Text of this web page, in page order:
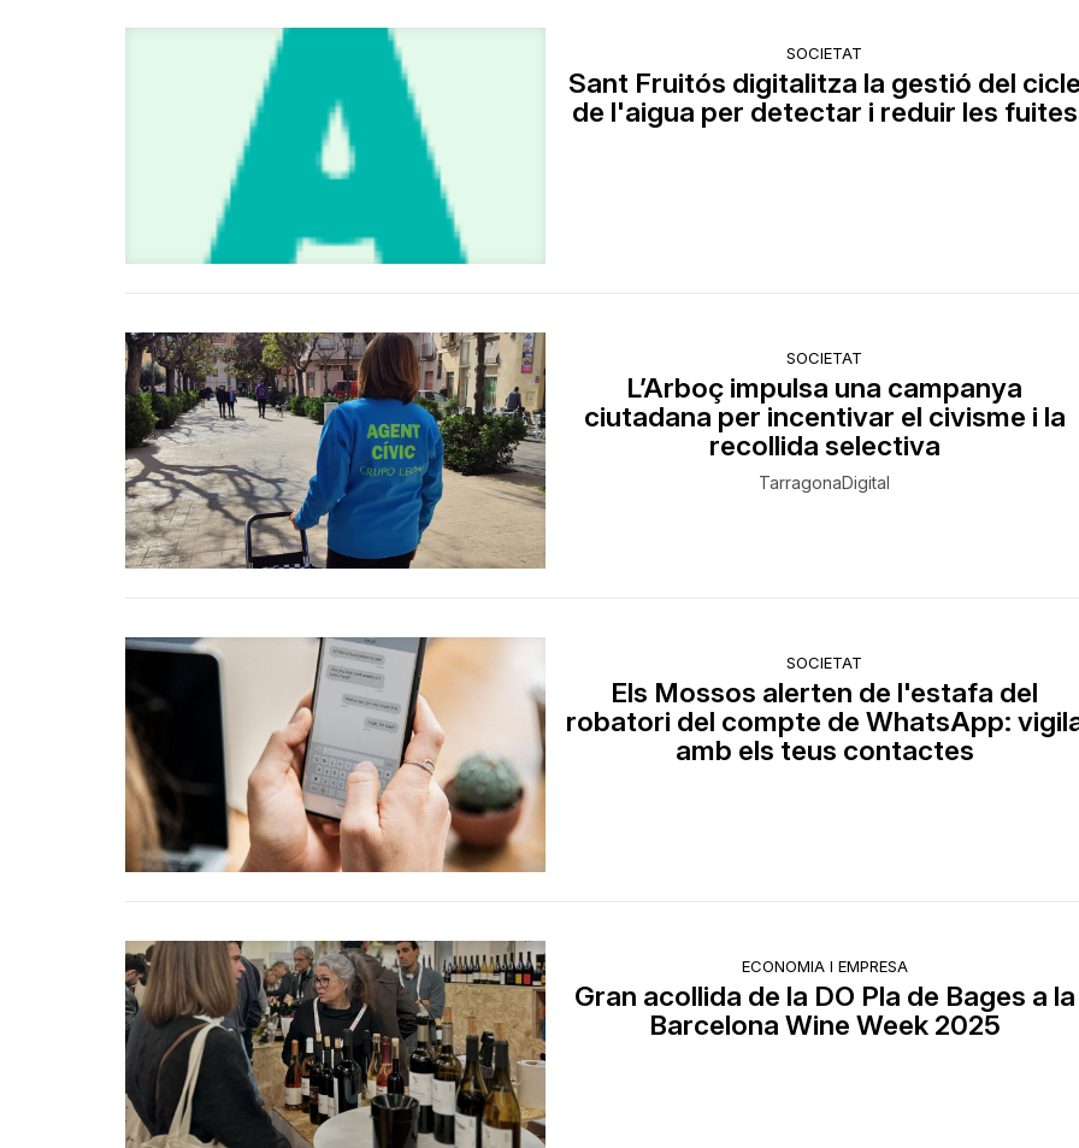
SOCIETAT
Sant Fruitós digitalitza la gestió del
de l'aigua per detectar i reduir les fuites
SOCIETAT
L’Arboç impulsa una campanya
ciutadana per incentivar el civisme i la
recollida selectiva
TarragonaDigital
SOCIETAT
Els Mossos alerten de l'estafa del
robatori del compte de WhatsApp:
amb els teus contactes
ECONOMIA I EMPRESA
Gran acollida de la DO Pla de Bages a la
Barcelona Wine Week 2025